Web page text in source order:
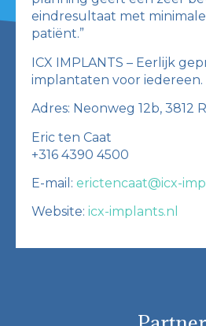
eindresultaat met
patiënt.”
ICX IMPLANTS – Eerlijk
implantaten voor iedereen.
Adres: Neonweg 12b, 3812
Eric ten Caat
+316 4390 4500
E-mail: erictencaat@icx-
Website: icx-implants.nl